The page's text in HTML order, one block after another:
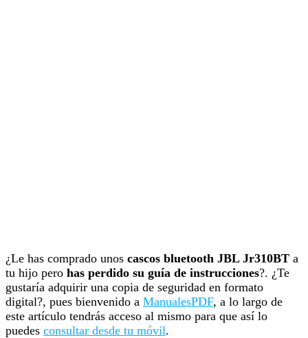
¿Le has comprado unos cascos bluetooth JBL Jr310BT a
tu hijo pero has perdido su guía de instrucciones?. ¿Te
gustaría adquirir una copia de seguridad en formato
digital?, pues bienvenido a ManualesPDF, a lo largo de
este artículo tendrás acceso al mismo para que así lo
puedes consultar desde tu móvil.